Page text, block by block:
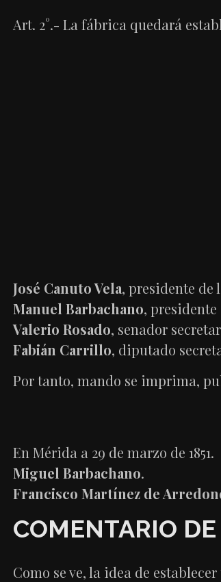
Art. 2°.- La fábrica quedará
José Canuto Vela, presidente de
Manuel Barbachano,
Valerio Rosado, senador
Fabián Carrillo, diputado
Por tanto, mando se imprima,
En Mérida a 29 de marzo de 1851.
Miguel Barbachano.
Francisco Martínez de
COMENTARIO
Como se ve, la idea de